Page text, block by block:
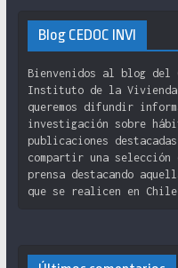
Blog CEDOC INVI
Bienvenidos al blog del
Instituto de la
queremos difundir
investigación sobre
publicaciones
compartir una
prensa destacando
que se realicen en